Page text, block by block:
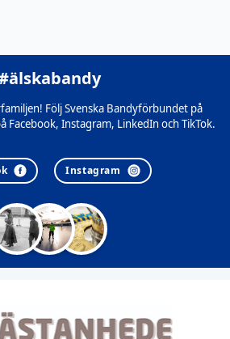
Följ Svenska Bandyförbundet på
Facebook, Instagram, LinkedIn och TikTok.
Instagram